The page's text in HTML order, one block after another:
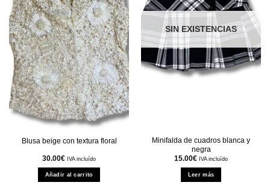
Blusa beige con textura floral
30.00€ IVA incluído
Añadir al carrito
SIN EXISTENCIAS
Minifalda de cuadros blanca y
negra
15.00€ IVA incluído
Leer más